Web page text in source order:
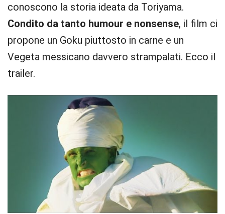
conoscono la storia ideata da Toriyama.
Condito da tanto humour e nonsense, il film ci
propone un Goku piuttosto in carne e un
Vegeta messicano davvero strampalati. Ecco il
trailer.